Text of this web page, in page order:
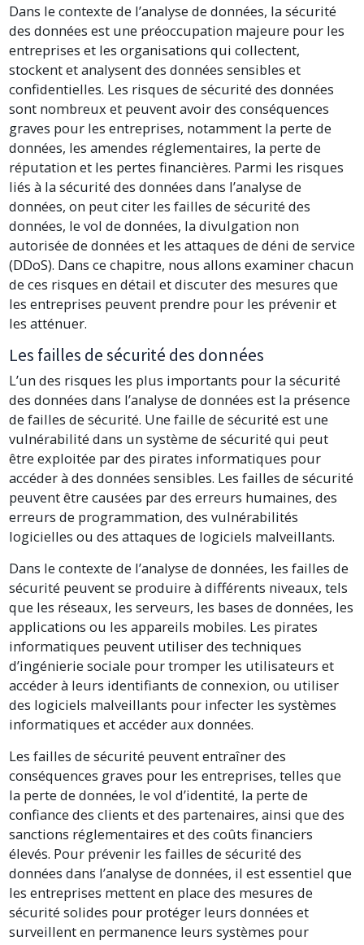
Dans le contexte de l’analyse de données, la sécurité
des données est une préoccupation majeure pour les
entreprises et les organisations qui collectent,
stockent et analysent des données sensibles et
confidentielles. Les risques de sécurité des données
sont nombreux et peuvent avoir des conséquences
graves pour les entreprises, notamment la perte de
données, les amendes réglementaires, la perte de
réputation et les pertes financières. Parmi les risques
liés à la sécurité des données dans l’analyse de
données, on peut citer les failles de sécurité des
données, le vol de données, la divulgation non
autorisée de données et les attaques de déni de service
(DDoS). Dans ce chapitre, nous allons examiner chacun
de ces risques en détail et discuter des mesures que
les entreprises peuvent prendre pour les prévenir et
les atténuer.
Les failles de sécurité des données
L’un des risques les plus importants pour la sécurité
des données dans l’analyse de données est la présence
de failles de sécurité. Une faille de sécurité est une
vulnérabilité dans un système de sécurité qui peut
être exploitée par des pirates informatiques pour
accéder à des données sensibles. Les failles de sécurité
peuvent être causées par des erreurs humaines, des
erreurs de programmation, des vulnérabilités
logicielles ou des attaques de logiciels malveillants.
Dans le contexte de l’analyse de données, les failles de
sécurité peuvent se produire à différents niveaux, tels
que les réseaux, les serveurs, les bases de données, les
applications ou les appareils mobiles. Les pirates
informatiques peuvent utiliser des techniques
d’ingénierie sociale pour tromper les utilisateurs et
accéder à leurs identifiants de connexion, ou utiliser
des logiciels malveillants pour infecter les systèmes
informatiques et accéder aux données.
Les failles de sécurité peuvent entraîner des
conséquences graves pour les entreprises, telles que
la perte de données, le vol d’identité, la perte de
confiance des clients et des partenaires, ainsi que des
sanctions réglementaires et des coûts financiers
élevés. Pour prévenir les failles de sécurité des
données dans l’analyse de données, il est essentiel que
les entreprises mettent en place des mesures de
sécurité solides pour protéger leurs données et
surveillent en permanence leurs systèmes pour